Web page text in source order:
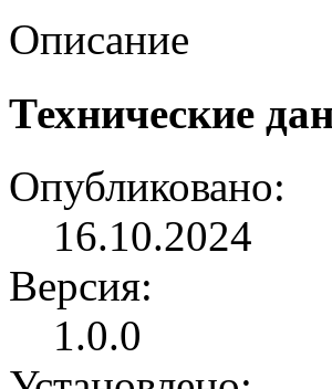
Описание
Технические
Опубликовано:
16.10.2024
Версия:
1.0.0